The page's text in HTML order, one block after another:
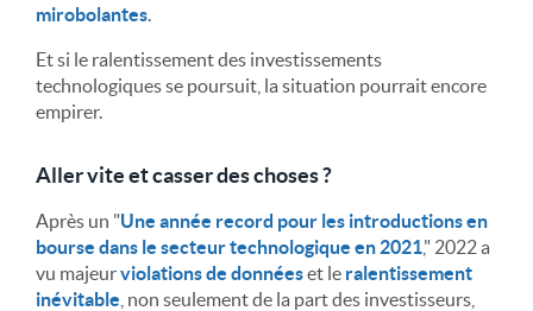
mirobolantes
Et si le ralentissement des investissements
technologiques se poursuit, la situation pourrait encore
empirer.
Aller vite et casser des choses ?
Après un "Une année record pour les introductions en
bourse dans le secteur technologique en 2021 ," 2022 a
vu majeurviolations de donnéeset le ralentissement
inévitable , non seulement de la part des investisseurs,